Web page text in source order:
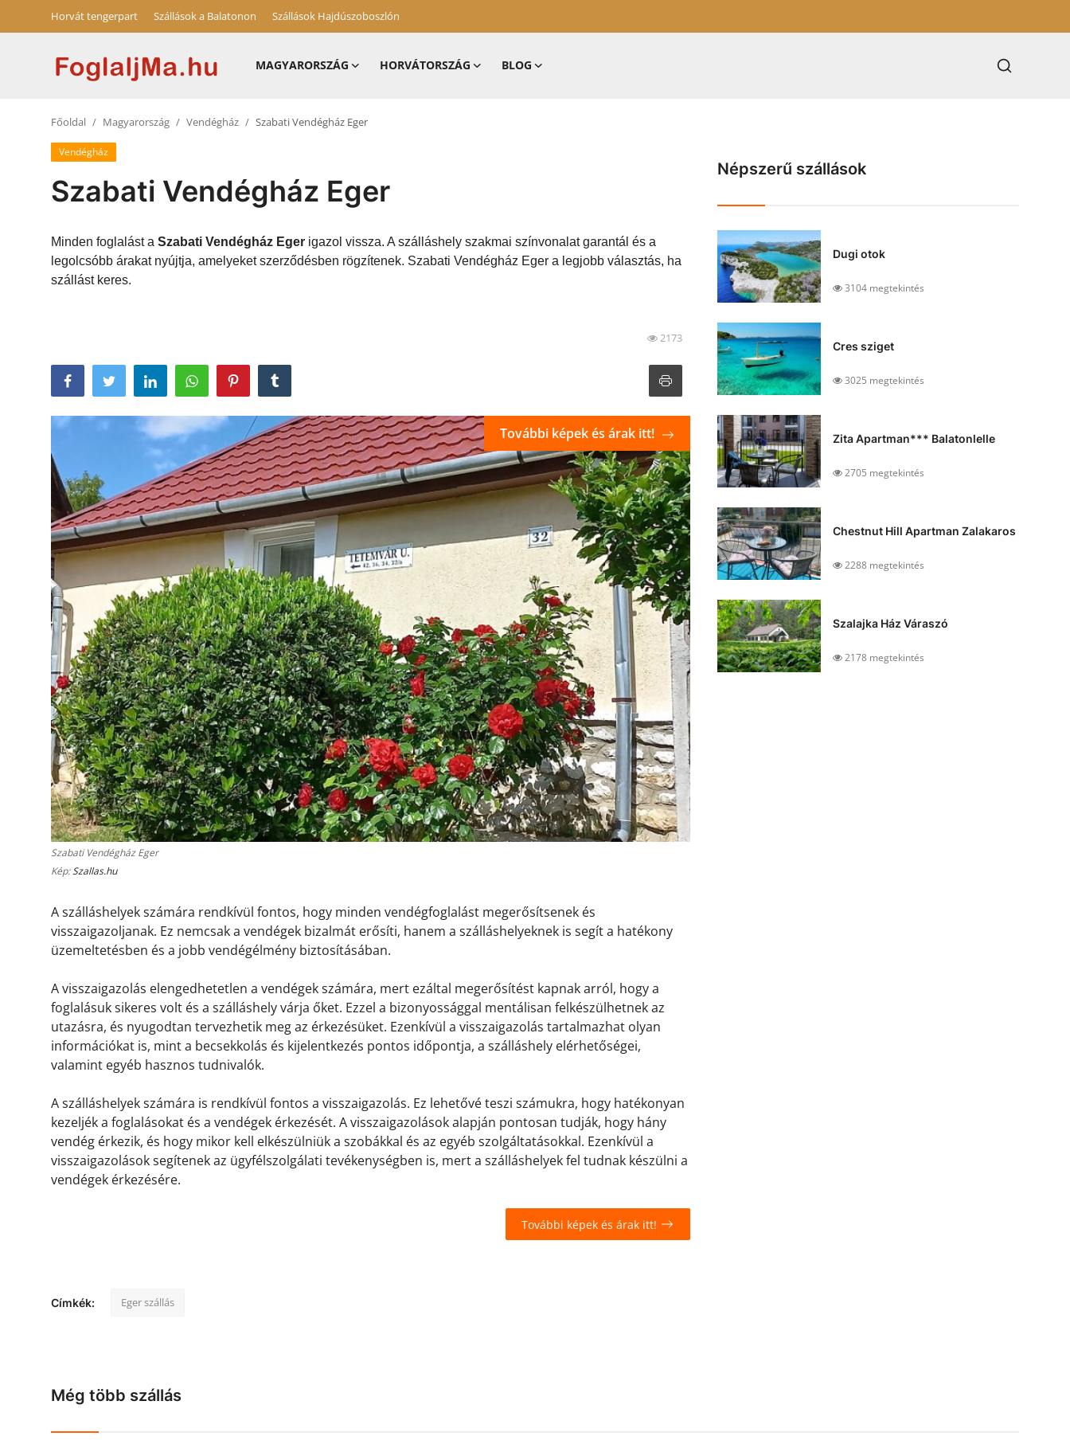
Horvát tengerpart Szállások a Balatonon Szállások Hajdúszoboszlón
MAGYARORSZÁG HORVÁTORSZÁG BLOG
Szállások a Balatonon
Szállások Hajdúszoboszlón
Főoldal Magyarország Vendégház Szabati Vendégház Eger
Vendégház
Szabati Vendégház Eger
Minden foglalást a Szabati Vendégház Eger igazol vissza. A szálláshely szakmai színvonalat garantál és a
legolcsóbb árakat nyújtja, amelyeket szerződésben rögzítenek. Szabati Vendégház Eger a legjobb választás, ha
szállást keres.
2173
Szabati Vendégház Eger
Kép:Szallas.hu
További képek és árak itt!
A szálláshelyek számára rendkívül fontos, hogy minden vendégfoglalást megerősítsenek és
visszaigazoljanak. Ez nemcsak a vendégek bizalmát erősíti, hanem a szálláshelyeknek is segít a hatékony
üzemeltetésben és a jobb vendégélmény biztosításában.
A visszaigazolás elengedhetetlen a vendégek számára, mert ezáltal megerősítést kapnak arról, hogy a
foglalásuk sikeres volt és a szálláshely várja őket. Ezzel a bizonyossággal mentálisan felkészülhetnek az
utazásra, és nyugodtan tervezhetik meg az érkezésüket. Ezenkívül a visszaigazolás tartalmazhat olyan
információkat is, mint a becsekkolás és kijelentkezés pontos időpontja, a szálláshely elérhetőségei,
valamint egyéb hasznos tudnivalók.
A szálláshelyek számára is rendkívül fontos a visszaigazolás. Ez lehetővé teszi számukra, hogy hatékonyan
kezeljék a foglalásokat és a vendégek érkezését. A visszaigazolások alapján pontosan tudják, hogy hány
vendég érkezik, és hogy mikor kell elkészülniük a szobákkal és az egyéb szolgáltatásokkal. Ezenkívül a
visszaigazolások segítenek az ügyfélszolgálati tevékenységben is, mert a szálláshelyek fel tudnak készülni a
vendégek érkezésére.
További képek és árak itt!
Címkék: Eger szállás
Népszerű szállások
Dugi otok
3104 megtekintés
Cres sziget
3025 megtekintés
Zita Apartman*** Balatonlelle
2705 megtekintés
Chestnut Hill Apartman Zalakaros
2288 megtekintés
Szalajka Ház Váraszó
2178 megtekintés
Még több szállás